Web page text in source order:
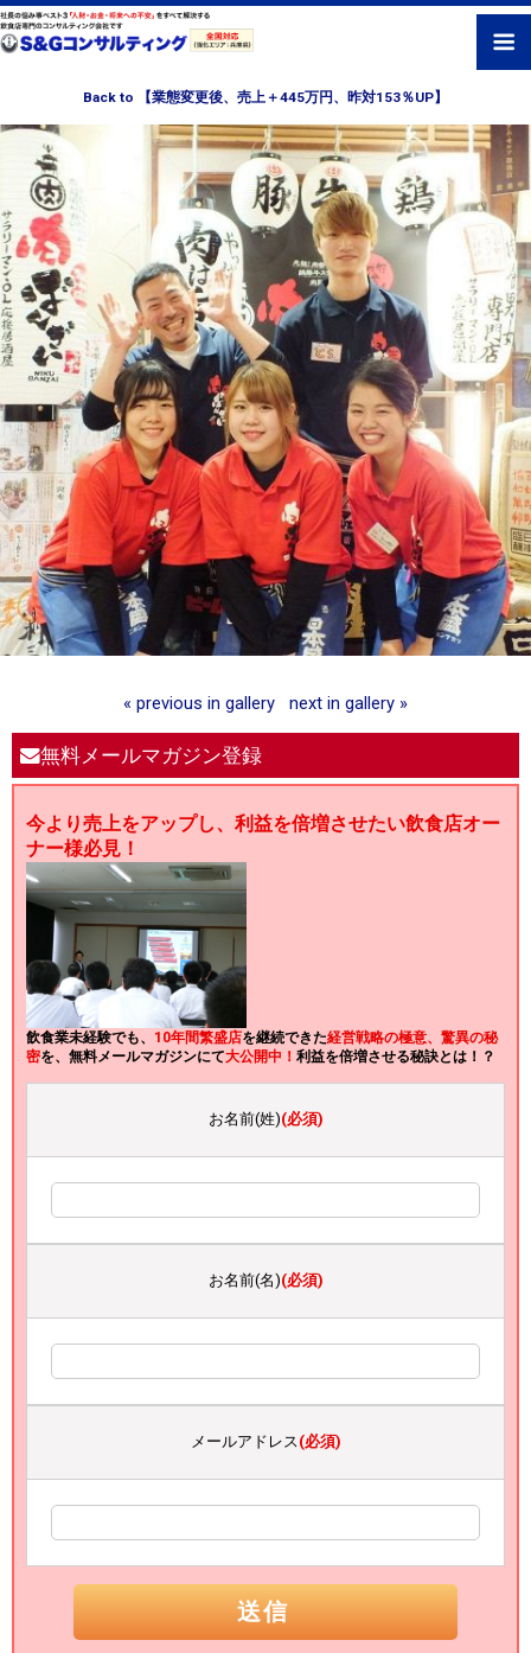
Back to 【業態変更後、売上＋445万円、昨対153％UP】
« previous in gallery next in gallery »
無料メールマガジン登録
今より売上をアップし、利益を倍増させたい飲食店オー
ナー様必見！
飲食業未経験でも、 10年間繁盛店を継続できた経営戦略の極意、驚異の秘
密を、無料メールマガジンにて大公開中！ 利益を倍増させる秘訣とは！？
お名前(姓)(必須)
お名前(名)(必須)
メールアドレス(必須)